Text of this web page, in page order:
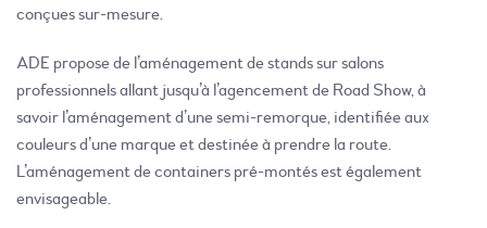
conçues sur-mesure.
ADE propose de l’aménagement de stands sur salons
professionnels allant jusqu’à l’agencement de Road Show, à
savoir l’aménagement d’une semi-remorque, identifiée aux
couleurs d’une marque et destinée à prendre la route.
L’aménagement de containers pré-montés est également
envisageable.